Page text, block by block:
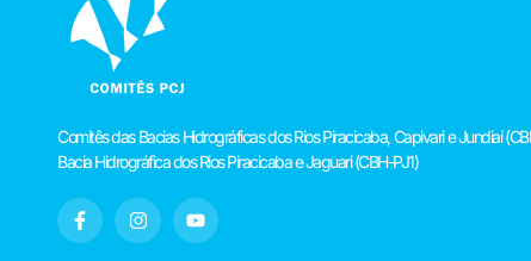
Comitês das Bacias Hidrográficas dos Rios Piracicaba, Capivari e Jundiaí
Bacia Hidrográfica dos Rios Piracicaba e Jaguari (CBH-PJ1)